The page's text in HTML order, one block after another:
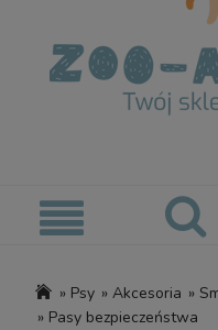
» Psy » Akcesoria »
» Pasy bezpieczeństwa